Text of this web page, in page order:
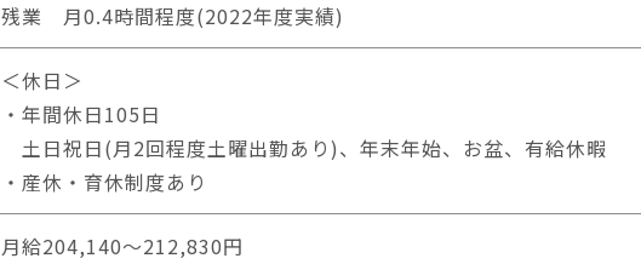
残業 月0.4時間程度(2022年度実績)
＜休日＞
・年間休日105日
土日祝日(月2回程度土曜出勤あり)、年末年始、お盆、有給休暇
・産休・育休制度あり
月給204,140～212,830円